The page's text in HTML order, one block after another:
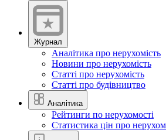
Журнал
Аналітика про нерухомість
Новини про нерухомість
Статті про нерухомість
Статті про будівництво
Аналітика
Рейтинги по нерухомості
Статистика цін про